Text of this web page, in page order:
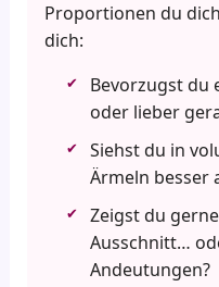
Proportionen du
dich:
Bevorzugst du
oder lieber
Siehst du in
Ärmeln besser
Zeigst du
Ausschnitt…
Andeutungen?